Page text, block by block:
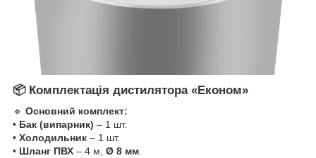
📦 Комплектація дистилятора «Економ»
🔹 Основний комплект:
• Бак (випарник) – 1 шт.
• Холодильник – 1 шт.
• Шланг ПВХ – 4 м, Ø 8 мм.